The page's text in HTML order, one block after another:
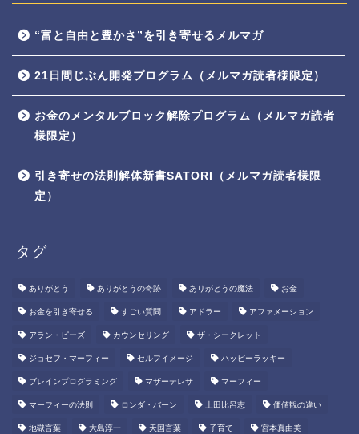
“富と自由と豊かさ”を引き寄せるメルマガ
21日間じぶん開発プログラム（メルマガ読者様限定）
お金のメンタルブロック解除プログラム（メルマガ読者
様限定）
引き寄せの法則解体新書SATORI（メルマガ読者様限
定）
タグ
ありがとう ありがとうの奇跡 ありがとうの魔法 お金
お金を引き寄せる すごい質問 アドラー アファメーション
アラン・ピーズ カウンセリング ザ・シークレット
ジョセフ・マーフィー セルフイメージ ハッピーラッキー
ブレインプログラミング マザーテレサ マーフィー
マーフィーの法則 ロンダ・バーン 上田比呂志 価値観の違い
地獄言葉 大島淳一 天国言葉 子育て 宮本真由美